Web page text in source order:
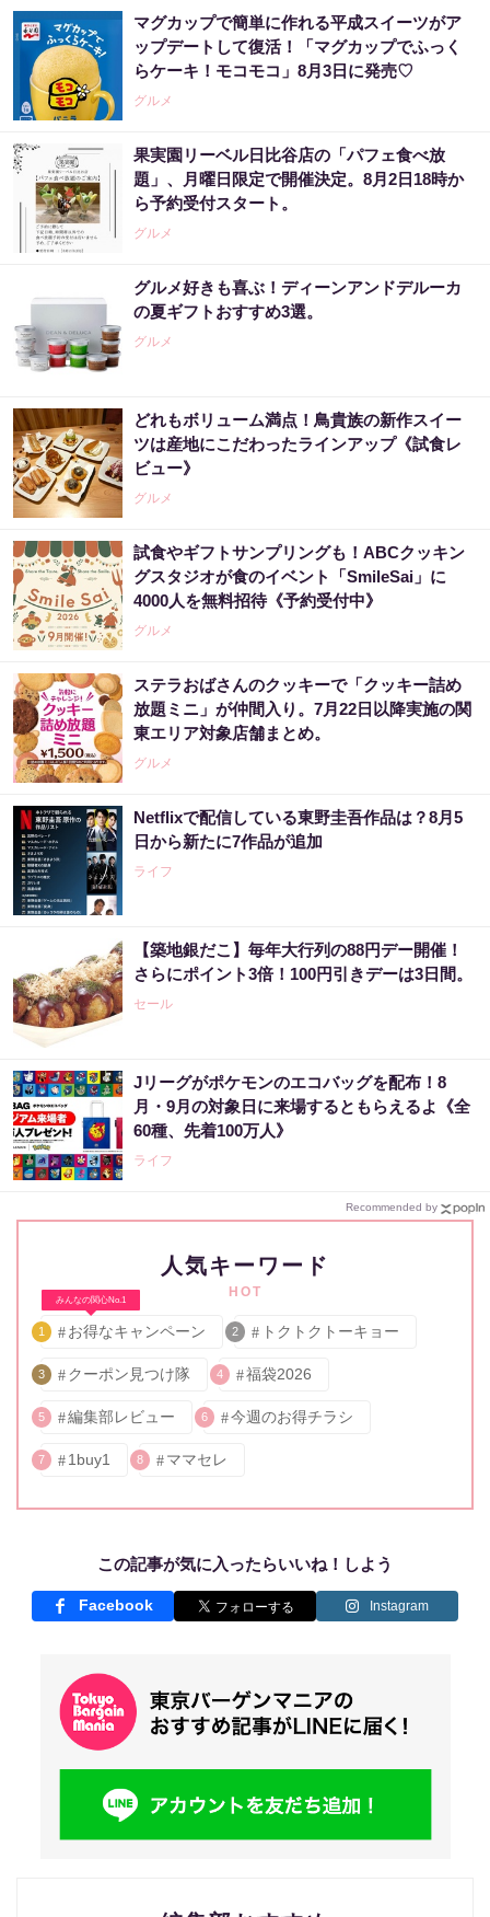
マグカップで簡単に作れる平成スイーツがア
ップデートして復活！「マグカップでふっく
らケーキ！モコモコ」8月3日に発売♡
グルメ
果実園リーベル日比谷店の「パフェ食べ放
題」、月曜日限定で開催決定。8月2日18時か
ら予約受付スタート。
グルメ
グルメ好きも喜ぶ！ディーンアンドデルーカ
の夏ギフトおすすめ3選。
グルメ
どれもボリューム満点！鳥貴族の新作スイー
ツは産地にこだわったラインアップ《試食レ
ビュー》
グルメ
試食やギフトサンプリングも！ABCクッキン
グスタジオが食のイベント「SmileSai」に
4000人を無料招待《予約受付中》
グルメ
ステラおばさんのクッキーで「クッキー詰め
放題ミニ」が仲間入り。7月22日以降実施の関
東エリア対象店舗まとめ。
グルメ
Netflixで配信している東野圭吾作品は？8月5
日から新たに7作品が追加
ライフ
【築地銀だこ】毎年大行列の88円デー開催！
さらにポイント3倍！100円引きデーは3日間。
セール
Jリーグがポケモンのエコバッグを配布！8
月・9月の対象日に来場するともらえるよ《全
60種、先着100万人》
ライフ
Recommended by
人気キーワード
HOT
みんなの関心No.1
1 お得なキャンペーン 2 トクトクトーキョー
3 クーポン見つけ隊 4 福袋2026
5 編集部レビュー 6 今週のお得チラシ
7 1buy1 8 ママセレ
この記事が気に入ったらいいね！しよう
Facebook Instagram